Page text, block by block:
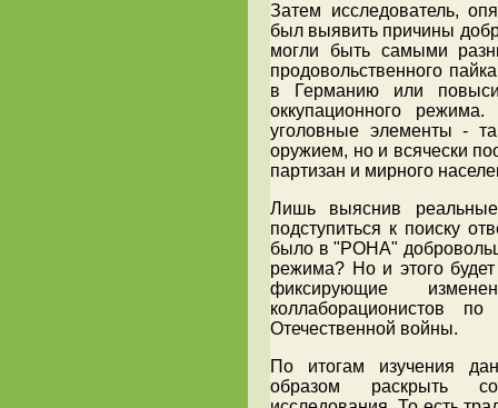
Затем исследователь,
был выявить причины
могли быть самыми
продовольственного
в Германию или
оккупационного
уголовные элементы -
оружием, но и всячески
партизан и мирного
Лишь выяснив
подступиться к поиску
было в "РОНА"
режима? Но и этого
фиксирующие
коллаборационистов
Отечественной войны.
По итогам изучения
образом раскрыть